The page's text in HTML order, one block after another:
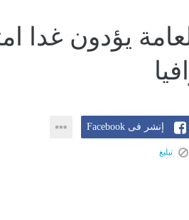
يؤدون غدا
إنشر فى Facebook
تبليغ